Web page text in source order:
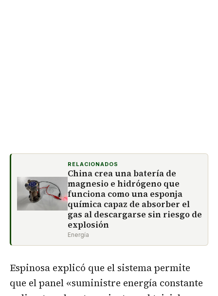
RELACIONADOS
China crea una batería de
magnesio e hidrógeno que
funciona como una esponja
química capaz de absorber el
gas al descargarse sin riesgo de
explosión
Energía
Espinosa explicó que el sistema permite
que el panel «suministre energía constante